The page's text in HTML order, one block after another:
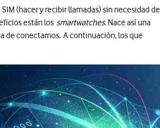
(hacer y recibir llamadas) sin necesidad de
están los smartwatches. Nace así una
de conectarnos. A continuación, los que